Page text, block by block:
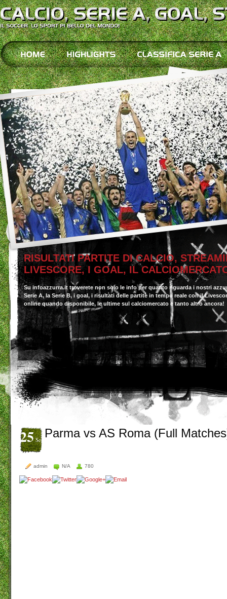
RISULTATI PARTITE DI CALCIO,
LIVESCORE, I GOAL, IL
Su infoazzurra.it troverete non solo le info per quanto riguarda i nostri
Serie A, la Serie B, i goal, i risultati delle partite in tempo reale con il
online quando disponibile, le ultime sul calciomercato e tanto altro ancora!
25Set Parma vs AS Roma (Full
admin N/A 780